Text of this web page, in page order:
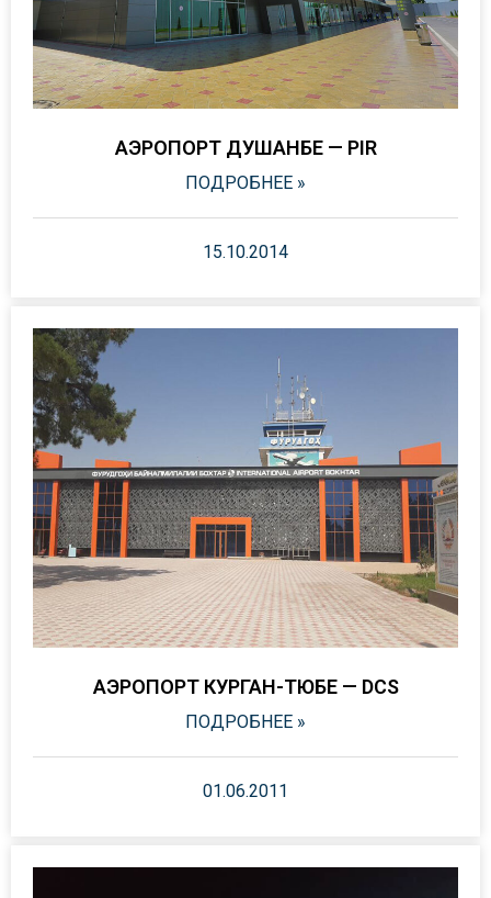
АЭРОПОРТ ДУШАНБЕ — PIR
ПОДРОБНЕЕ »
15.10.2014
АЭРОПОРТ КУРГАН-ТЮБЕ — DCS
ПОДРОБНЕЕ »
01.06.2011